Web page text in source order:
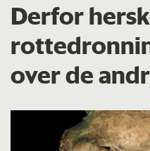
Derfor
over de